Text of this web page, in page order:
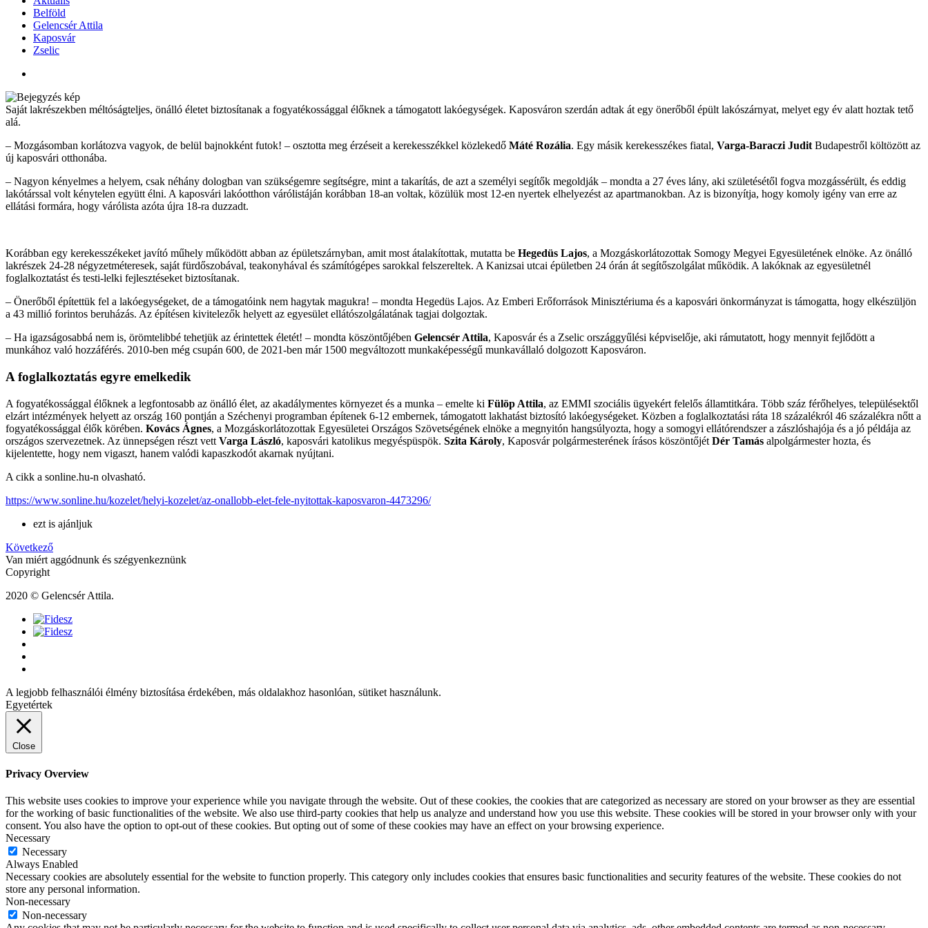
Belföld
Gelencsér Attila
Kaposvár
Zselic
Saját lakrészekben méltóságteljes, önálló életet biztosítanak a fogyatékossággal élőknek a támogatott lakóegységek. Kaposváron szerdán adtak át egy önerőből épült lakószárnyat, melyet egy év alatt hoztak tető
alá.
– Mozgásomban korlátozva vagyok, de belül bajnokként futok! – osztotta meg érzéseit a kerekesszékkel közlekedő Máté Rozália. Egy másik kerekesszékes fiatal, Varga-Baraczi Judit Budapestről költözött az
új kaposvári otthonába.
– Nagyon kényelmes a helyem, csak néhány dologban van szükségemre segítségre, mint a takarítás, de azt a személyi segítők megoldják – mondta a 27 éves lány, aki születésétől fogva mozgássérült, és eddig
lakótárssal volt kénytelen együtt élni. A kaposvári lakóotthon várólistáján korábban 18-an voltak, közülük most 12-en nyertek elhelyezést az apartmanokban. Az is bizonyítja, hogy komoly igény van erre az
ellátási formára, hogy várólista azóta újra 18-ra duzzadt.
Korábban egy kerekesszékeket javító műhely működött abban az épületszárnyban, amit most átalakítottak, mutatta be Hegedüs Lajos, a Mozgáskorlátozottak Somogy Megyei Egyesületének elnöke. Az önálló
lakrészek 24-28 négyzetméteresek, saját fürdőszobával, teakonyhával és számítógépes sarokkal felszereltek. A Kanizsai utcai épületben 24 órán át segítőszolgálat működik. A lakóknak az egyesületnél
foglalkoztatást és testi-lelki fejlesztéseket biztosítanak.
– Önerőből építettük fel a lakóegységeket, de a támogatóink nem hagytak magukra! – mondta Hegedüs Lajos. Az Emberi Erőforrások Minisztériuma és a kaposvári önkormányzat is támogatta, hogy elkészüljön
a 43 millió forintos beruházás. Az építésen kivitelezők helyett az egyesület ellátószolgálatának tagjai dolgoztak.
– Ha igazságosabbá nem is, örömtelibbé tehetjük az érintettek életét! – mondta köszöntőjében Gelencsér Attila, Kaposvár és a Zselic országgyűlési képviselője, aki rámutatott, hogy mennyit fejlődött a
munkához való hozzáférés. 2010-ben még csupán 600, de 2021-ben már 1500 megváltozott munkaképességű munkavállaló dolgozott Kaposváron.
A foglalkoztatás egyre emelkedik
A fogyatékossággal élőknek a legfontosabb az önálló élet, az akadálymentes környezet és a munka – emelte ki Fülöp Attila, az EMMI szociális ügyekért felelős államtitkára. Több száz férőhelyes, településektől
elzárt intézmények helyett az ország 160 pontján a Széchenyi programban építenek 6-12 embernek, támogatott lakhatást biztosító lakóegységeket. Közben a foglalkoztatási ráta 18 százalékról 46 százalékra nőtt a
fogyatékossággal élők körében. Kovács Ágnes, a Mozgáskorlátozottak Egyesületei Országos Szövetségének elnöke a megnyitón hangsúlyozta, hogy a somogyi ellátórendszer a zászlóshajója és a jó példája az
országos szervezetnek. Az ünnepségen részt vett Varga László, kaposvári katolikus megyéspüspök. Szita Károly, Kaposvár polgármesterének írásos köszöntőjét Dér Tamás alpolgármester hozta, és
kijelentette, hogy nem vigaszt, hanem valódi kapaszkodót akarnak nyújtani.
A cikk a sonline.hu-n olvasható.
https://www.sonline.hu/kozelet/helyi-kozelet/az-onallobb-elet-fele-nyitottak-kaposvaron-4473296/
ezt is ajánljuk
Következő
Van miért aggódnunk és szégyenkeznünk
Copyright
2020 © Gelencsér Attila.
A legjobb felhasználói élmény biztosítása érdekében, más oldalakhoz hasonlóan, sütiket használunk.
Egyetértek
Close
Privacy Overview
This website uses cookies to improve your experience while you navigate through the website. Out of these cookies, the cookies that are categorized as necessary are stored on your browser as they are essential
for the working of basic functionalities of the website. We also use third-party cookies that help us analyze and understand how you use this website. These cookies will be stored in your browser only with your
consent. You also have the option to opt-out of these cookies. But opting out of some of these cookies may have an effect on your browsing experience.
Necessary
Necessary
Always Enabled
Necessary cookies are absolutely essential for the website to function properly. This category only includes cookies that ensures basic functionalities and security features of the website. These cookies do not
store any personal information.
Non-necessary
Non-necessary